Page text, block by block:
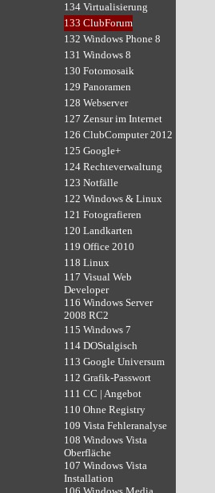
134 Virtualisierung
133 ClubForum
132 Windows Phone 8
131 Windows 8
130 Fotomosaik
129 Panoramen
128 Webserver
127 Zensur im Internet
126 ClubComputer 2012
125 Google+
124 Rechteverwaltung
123 Notfälle
122 Windows & Linux
121 Fotografieren
120 Landkarten
119 Office 2010
118 Linux
117 Visual Web
Developer
116 Windows Server
2008 RC2
115 Windows 7
114 DOStalgisch
113 Google Universum
112 Grafik-Passwort
111 CC | Angebot
110 Ohne Registry
109 Vista Fehleranalyse
108 Windows Vista
Oberfläche
107 Windows Vista
Installation